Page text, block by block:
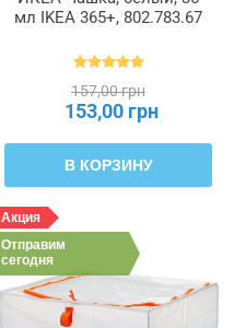
мл IKEA 365+, 802.783.67
157,00 грн
153,00 грн
В КОРЗИНУ
Акция
Отправим
сегодня